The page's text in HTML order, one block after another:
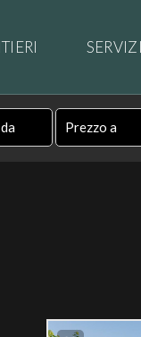
SERVIZI